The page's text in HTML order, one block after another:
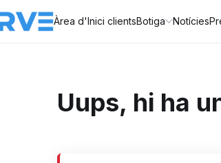
Àrea d'Inici clientsBotiga Notícies
Uups, hi ha